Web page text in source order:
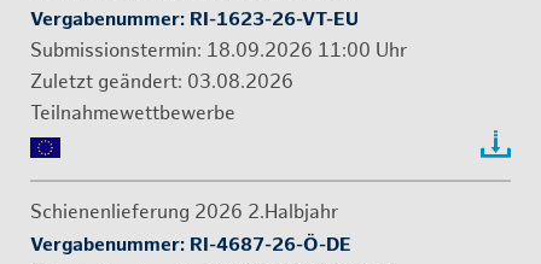
Ver­ga­be­num­mer: RI-1623-26-VT-EU
Sub­mis­si­ons­ter­min: 18.09.2026 11:00 Uhr
03.08.2026
Teil­nah­me­wett­be­wer­be
Schie­nen­lie­fe­rung 2026 2.​Halbjahr
Ver­ga­be­num­mer: RI-4687-26-Ö-DE